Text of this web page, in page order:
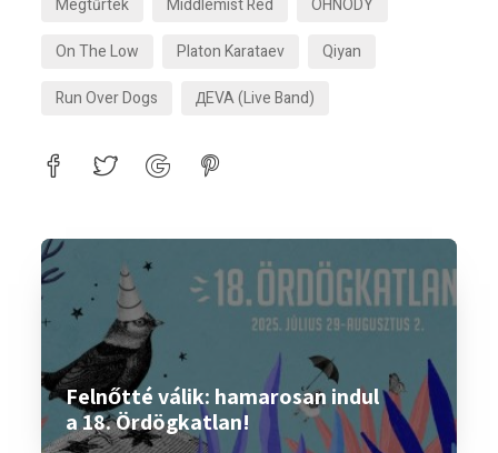
Megtűrtek Middlemist Red
OHNODY
On The Low
Platon Karataev
Qiyan
Run Over Dogs
ДEVA (live Band)
Felnőtté válik: hamarosan indul
a 18. Ördögkatlan!